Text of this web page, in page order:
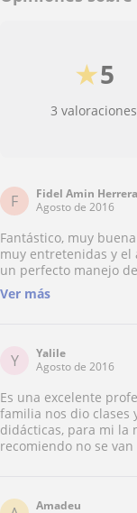
5
★
3 valoraciones
F
Fidel Amin Herrera
Agosto de 2016
Fantástico, muy
muy entretenidas y
un perfecto manejo
te evacua las dudas
pude defenderme
Ver más
Y
Yalile
Agosto de 2016
Es una excelente
familia nos dio clases
didácticas, para mi la
recomiendo no se
Amadeu